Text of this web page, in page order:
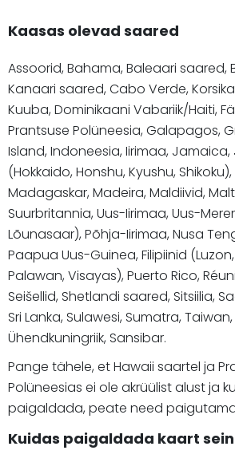
Kaasas olevad saared
Assoorid, Bahama, Baleaari saared,
Kanaari saared, Cabo Verde,
Kuuba, Dominikaani Vabariik/Haiti,
Prantsuse Polüneesia, Galapagos,
Island, Indoneesia, Iirimaa,
(Hokkaido, Honshu, Kyushu,
Madagaskar, Madeira, Maldiivid,
Suurbritannia, Uus-Iirimaa, Uus-
Lõunasaar), Põhja-Iirimaa, Nusa
Paapua Uus-Guinea, Filipiinid
Palawan, Visayas), Puerto Rico,
Seišellid, Shetlandi saared, Sitsiilia,
Sri Lanka, Sulawesi, Sumatra,
Ühendkuningriik, Sansibar.
Pange tähele, et Hawaii saartel ja
Polüneesias ei ole akrüülist alust ja
paigaldada, peate need
Kuidas paigaldada kaart